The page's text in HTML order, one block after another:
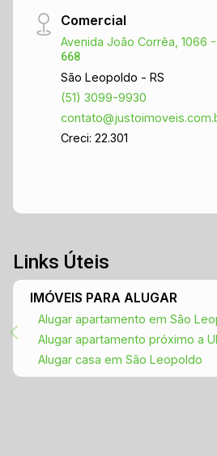
Comercial
Avenida João Corrêa, 1066 -
668
São Leopoldo - RS
(51) 3099-9930
Creci: 22.301
Links Úteis
IMÓVEIS PARA ALUGAR
Alugar apartamento em São
Alugar apartamento próximo a
Alugar casa em São Leopoldo